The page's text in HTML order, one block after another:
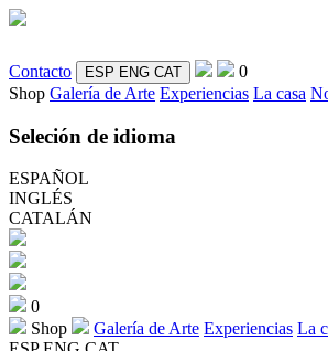
Contacto ESP ENG CAT
0
Shop Galería de Arte Experiencias La casa
Seleción de idioma
ESPAÑOL
INGLÉS
CATALÁN
0
Shop
Galería de Arte Experiencias La